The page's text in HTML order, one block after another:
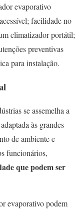
evaporativo
facilidade no
climatizador portátil;
preventivas
para instalação.
se assemelha a
às grandes
de ambiente e
funcionários,
que podem ser
evaporativo podem